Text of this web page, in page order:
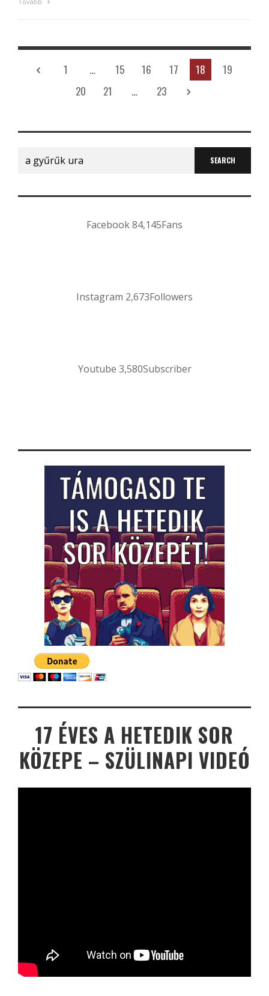
1 … 15 16 17 18
19
20
21 … 23
Search
for:
Facebook84,145Fans
Instagram 2,673Followers
Youtube 3,580Subscriber
17 ÉVES A HETEDIK SOR
KÖZEPE – SZÜLINAPI VIDEÓ